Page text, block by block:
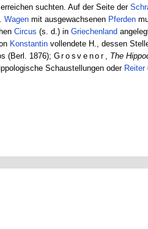
suchten. Auf der Seite der
Wagenmit ausgewachsenen Pferden
Circus (s. d.) in Griechenland
Konstantinvollendete H., dessen
(Berl. 1876); Grosvenor The
Schaustellungen oder Reiter